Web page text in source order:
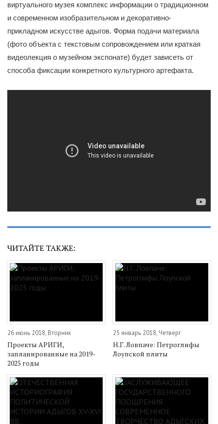
виртуального музея комплекс информации о традиционном
и современном изобразительном и декоративно-
прикладном искусстве адыгов. Форма подачи материала
(фото объекта с текстовым сопровождением или краткая
видеолекция о музейном экспонате) будет зависеть от
способа фиксации конкретного культурного артефакта.
ЧИТАЙТЕ ТАКЖЕ:
26 июнь 2018, Вторник
Проекты АРИГИ,
запланированные на 2019-
2025 годы
25 январь 2018, Четверг
Н.Г. Ловпаче: Петроглифы
Лоупской плиты